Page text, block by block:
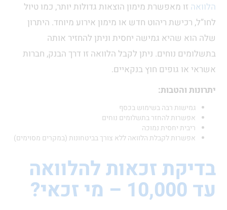
זו מאפשרת מימון הוצאות גדולות יותר, כמו טיול
רכישת ריהוט חדש או מימון אירוע מיוחד. היתרון
שהיא גמישה יחסית וניתן להחזיר אותה
נוחים. ניתן לקבל הלוואה זו דרך הבנק, חברות
או גופים חוץ בנקאיים.
והטבות:
גמישות רבה בשימוש בכסף
אפשרות להחזר בתשלומים נוחים
ריבית יחסית נמוכה
אפשרות לקבלת הלוואה ללא צורך בביטחונות (במקרים מסוימים)
זכאות להלוואה